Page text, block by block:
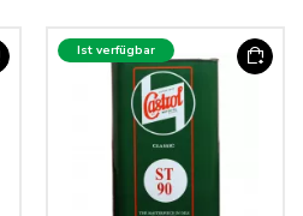
Ist verfügbar